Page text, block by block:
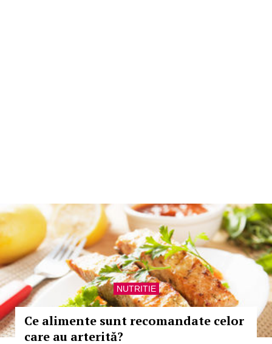
NUTRITIE
Ce alimente sunt recomandate celor
care au arterită?